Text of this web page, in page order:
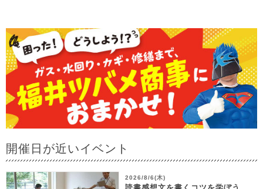
開催日が近いイベント
2026/8/6(木)